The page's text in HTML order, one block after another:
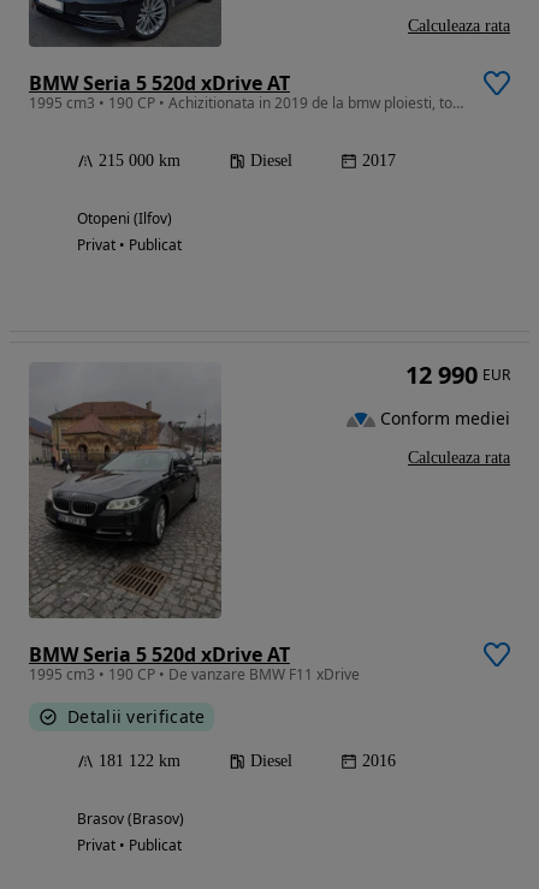
BMW Seria 5 520d xDrive AT
1995 cm3 • 190 CP • Achizitionata in 2019 de la bmw ploiesti, toate schimburile la zi
215 000 km Diesel 2017
Otopeni (Ilfov)
Privat • Publicat
Calculeaza rata
BMW Seria 5 520d xDrive AT
1995 cm3 • 190 CP • De vanzare BMW F11 xDrive
Detalii verificate
181 122 km Diesel 2016
Brasov (Brasov)
Privat • Publicat
12 990 EUR
Conform mediei
Calculeaza rata